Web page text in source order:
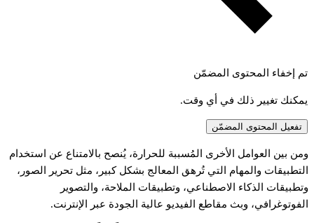
تم إخفاء المحتوى المضمّن
يمكنك تغيير ذلك في أي وقت.
تفعيل المحتوى المضمّن
ومن بين العوامل الأخرى المُسببة للحرارة، يُنصح بالامتناع عن استخدام
التطبيقات والمهام التي تُرهق المعالج بشكل كبير، مثل تحرير الصور،
وتطبيقات الذكاء الاصطناعي، وتطبيقات الملاحة، والتصوير
الفوتوغرافي، وبث مقاطع الفيديو عالية الجودة عبر الإنترنت.